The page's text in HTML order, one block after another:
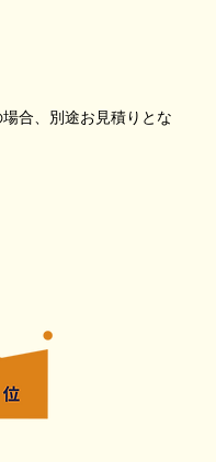
合、別途お見積りとな